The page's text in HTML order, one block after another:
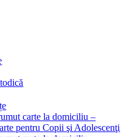
carte la domiciliu –
pentru Copii şi Adolescenţi